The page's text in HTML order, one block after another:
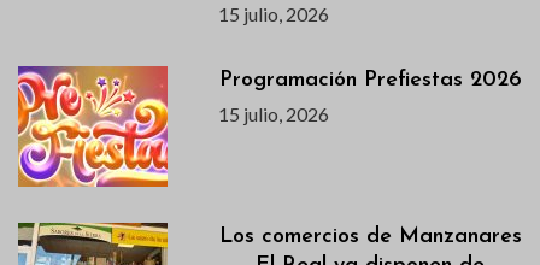
15 julio, 2026
Programación Prefiestas 2026
15 julio, 2026
Los comercios de Manzanares